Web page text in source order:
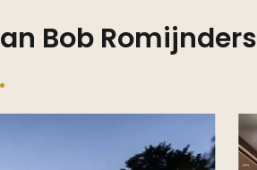
Bob Romijnders